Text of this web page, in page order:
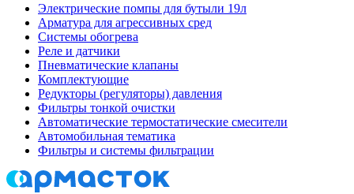
Электрические помпы для бутыли 19л
Арматура для агрессивных сред
Системы обогрева
Реле и датчики
Пневматические клапаны
Комплектующие
Редукторы (регуляторы) давления
Фильтры тонкой очистки
Автоматические термостатические смесители
Автомобильная тематика
Фильтры и системы фильтрации